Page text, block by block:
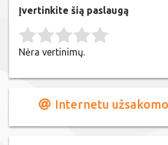
Įvertinkite šią paslaugą
Rate this item:
Nėra vertinimų.
Internetu